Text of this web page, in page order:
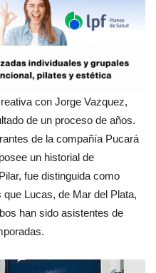
con Jorge Vazquez,
de un proceso de años.
de la compañía Pucará
un historial de
fue distinguida como
Lucas, de Mar del Plata,
han sido asistentes de